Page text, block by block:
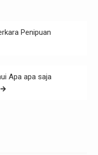
Penipuan
Apa apa saja